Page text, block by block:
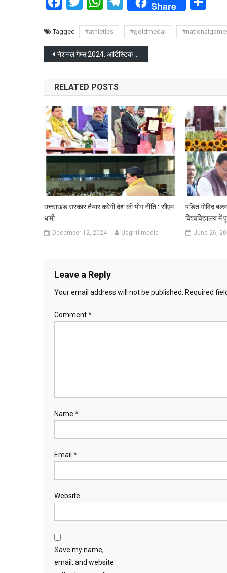
Share
Tagged #athletics #goldmedal
Post
navigation
नेशनल गेम्स 2024: आर्टिस्टिक जिम्नास्टिक्स के रोमांचक आगाज के साथ खेलों का शुभारंभ
RELATED POSTS
उत्तराखंड सरकार तैयार करेगी देश की योग नीति : सीएम
धामी
December 12, 2024 Jagriti media
पंडित गोविंद
विश्वविद्यालय में
June 26,
Leave a Reply
Your email address will not be published. Required
Comment*
Name *
Email *
Website
Save my name,
email, and website